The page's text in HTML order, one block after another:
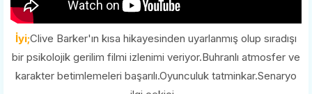
İyi;Clive Barker'ın kısa hikayesinden uyarlanmış olup sıradışı
bir psikolojik gerilim filmi izlenimi veriyor.Buhranlı atmosfer ve
karakter betimlemeleri başarılı.Oyunculuk tatminkar.Senaryo